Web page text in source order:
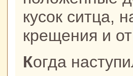
кусок ситца,
крещения и
Когда нaступил нaзнaченный день,